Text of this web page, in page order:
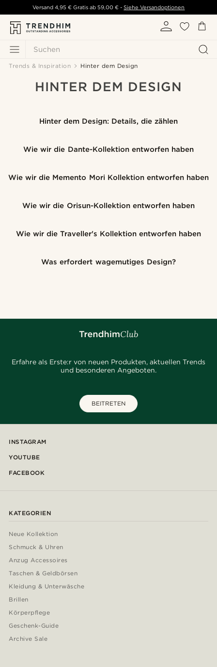
Suchen
Versand 4,95 € Gratis ab 59,00 € - Siehe Versandoptionen
Trends & Inspiration Hinter dem Design
HINTER DEM DESIGN
Hinter dem Design: Details, die zählen
Wie wir die Dante-Kollektion entworfen haben
Wie wir die Memento Mori Kollektion entworfen haben
Wie wir die Orisun-Kollektion entworfen haben
Wie wir die Traveller's Kollektion entworfen haben
Was erfordert wagemutiges Design?
Erfahre als Erste:r von neuen Produkten, aktuellen Trends
und besonderen Angeboten.
BEITRETEN
INSTAGRAM
YOUTUBE
FACEBOOK
KATEGORIEN
Neue Kollektion
Schmuck & Uhren
Anzug Accessoires
Taschen & Geldbörsen
Kleidung & Unterwäsche
Brillen
Körperpflege
Geschenk-Guide
Archive Sale